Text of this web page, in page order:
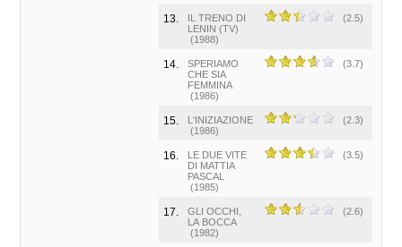
13.
IL TRENO DI
LENIN (TV)
(1988)
(2.5)
14.
SPERIAMO
CHE SIA
FEMMINA
(1986)
(3.7)
15.
L'INIZIAZIONE
(1986)
(2.3)
16.
LE DUE VITE
DI MATTIA
PASCAL
(1985)
(3.5)
17.
GLI OCCHI,
LA BOCCA
(1982)
(2.6)